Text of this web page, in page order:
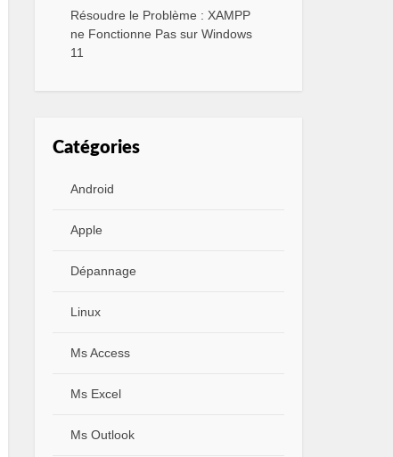
Résoudre le Problème : XAMPP
ne Fonctionne Pas sur Windows
11
Catégories
Android
Apple
Dépannage
Linux
Ms Access
Ms Excel
Ms Outlook